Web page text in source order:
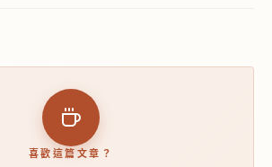
喜歡這篇文章？